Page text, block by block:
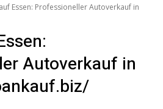
Essen: Professioneller Autoverkauf in
Autoverkauf in